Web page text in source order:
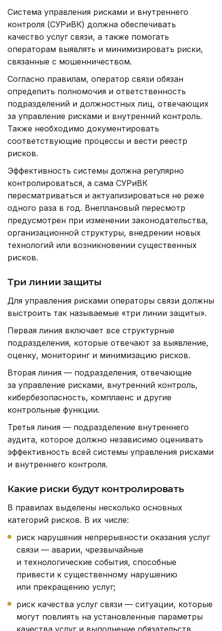
Система управления рисками и внутреннего
контроля (СУРиВК) должна обеспечивать
качество услуг связи, а также помогать
операторам выявлять и минимизировать риски,
связанные с мошенничеством.
Согласно правилам, оператор связи обязан
определить полномочия и ответственность
подразделений и должностных лиц, отвечающих
за управление рисками и внутренний контроль.
Также необходимо документировать
соответствующие процессы и вести реестр
рисков.
Эффективность системы должна регулярно
контролироваться, а сама СУРиВК
пересматриваться и актуализироваться не реже
одного раза в год. Внеплановый пересмотр
предусмотрен при изменении законодательства,
организационной структуры, внедрении новых
технологий или возникновении существенных
рисков.
Три линии защиты
Для управления рисками операторы связи должны
выстроить так называемые «три линии защиты».
Первая линия включает все структурные
подразделения, которые отвечают за выявление,
оценку, мониторинг и минимизацию рисков.
Вторая линия — подразделения, отвечающие
за управление рисками, внутренний контроль,
кибербезопасность, комплаенс и другие
контрольные функции.
Третья линия — подразделение внутреннего
аудита, которое должно независимо оценивать
эффективность всей системы управления рисками
и внутреннего контроля.
Какие риски будут контролировать
В правилах выделены несколько основных
категорий рисков. В их числе:
риск нарушения непрерывности оказания услуг
связи — аварии, чрезвычайные
и технологические события, способные
привести к существенному нарушению
или прекращению услуг;
риск качества услуг связи — ситуации, которые
могут повлиять на установленные параметры
качества услуг и выполнение обязательств